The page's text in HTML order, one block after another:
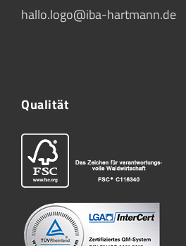
hallo.logo@iba-hartmann.de
Qualität